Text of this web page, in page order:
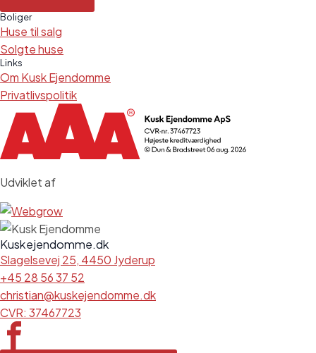
Boliger
Huse til salg
Solgte huse
Links
Om Kusk Ejendomme
Privatlivspolitik
Udviklet af
Kuskejendomme.dk
Slagelsevej 25, 4450 Jyderup
+45 28 56 37 52
christian@kuskejendomme.dk
CVR: 37467723